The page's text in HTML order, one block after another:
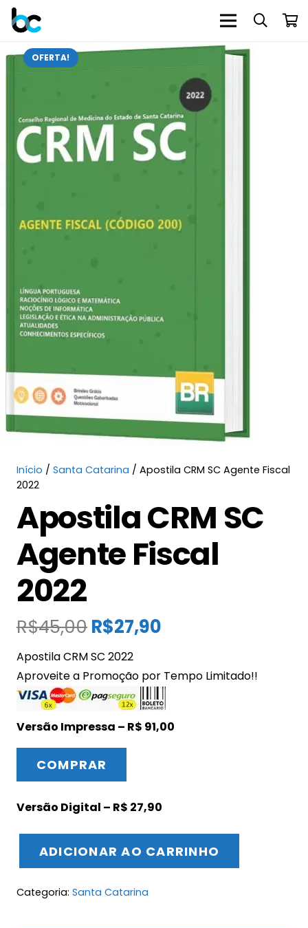
OFERTA!
Início / Santa Catarina / Apostila CRM SC Agente Fiscal
2022
Apostila CRM SC
Agente Fiscal
2022
R$45,00O
original
era:
R$45,00.
R$27,90
é:
R$27,90.
Apostila CRM SC 2022
Aproveite a Promoção por Tempo Limitado!!
Versão Impressa – R$ 91,00
COMPRAR
Versão Digital – R$ 27,90
Apostila
SC
ADICIONAR AO CARRINHO
Categoria: Santa Catarina